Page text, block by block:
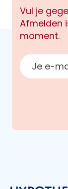
Vul je
Afmelden
moment.
E-mailadres